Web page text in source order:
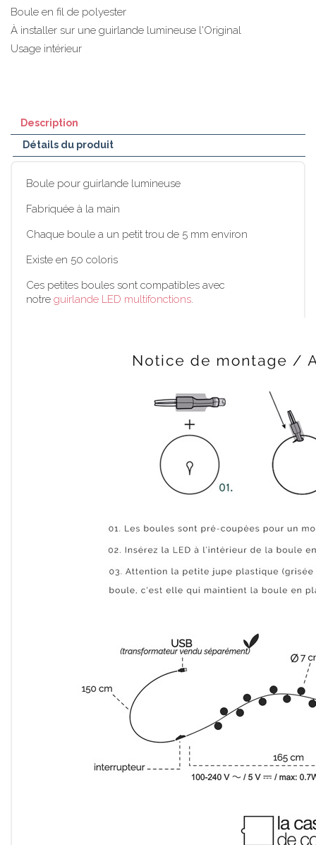
Boule en fil de polyester
À installer sur une guirlande lumineuse l'Original
Usage intérieur
Description
Détails du produit
Boule pour guirlande lumineuse
Fabriquée à la main
Chaque boule a un petit trou de 5 mm environ
Existe en 50 coloris
Ces petites boules sont compatibles avec
notre guirlande LED multifonctions.